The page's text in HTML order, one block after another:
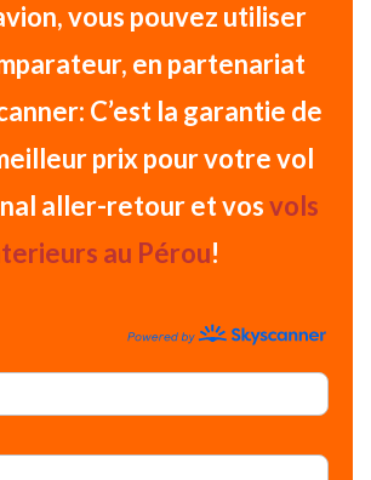
, vous pouvez utiliser
en partenariat
C’est la garantie de
prixpour votre vol
aller-retour et vosvols
au Pérou!